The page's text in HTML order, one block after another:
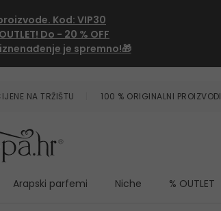
Kod:VIP30
Do - 20 % OFF
je spremno!🎁
NA TRŽIŠTU 100 % ORIGINALNI PROIZVODI
Arapski parfemi Niche % OUTLET